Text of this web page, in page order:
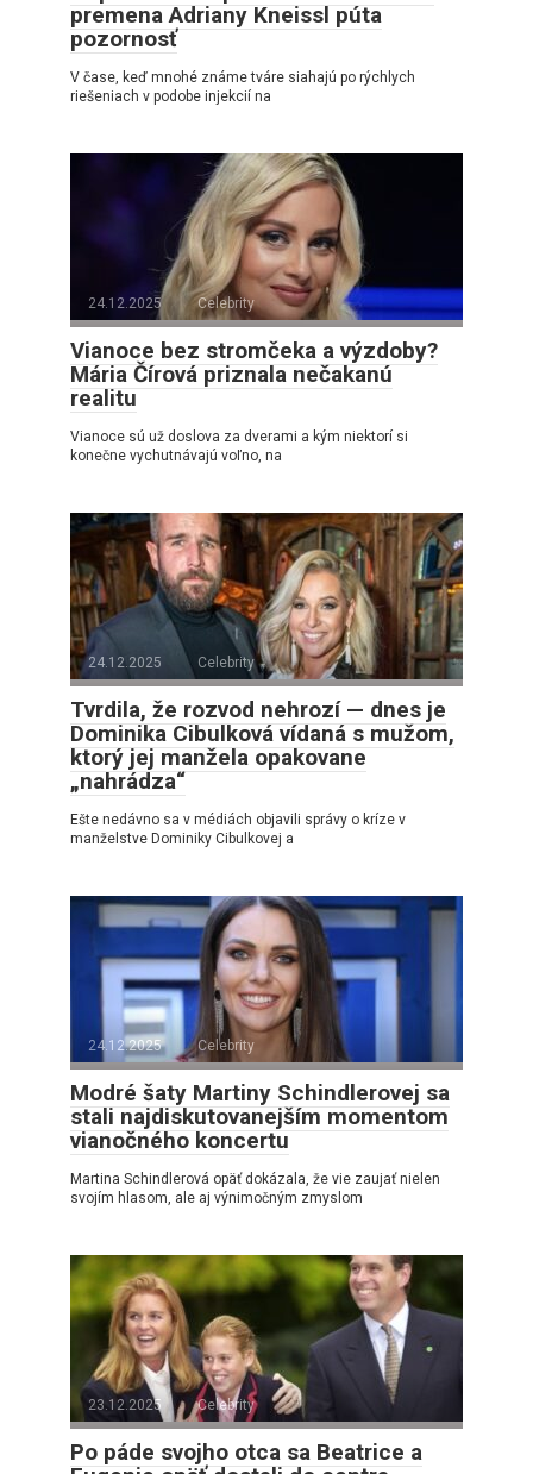
premena Adriany Kneissl púta
pozornosť
V čase, keď mnohé známe tváre siahajú po rýchlych
riešeniach v podobe injekcií na
24.12.2025 Celebrity
Vianoce bez stromčeka a výzdoby?
Mária Čírová priznala nečakanú
realitu
Vianoce sú už doslova za dverami a kým niektorí si
konečne vychutnávajú voľno, na
24.12.2025 Celebrity
Tvrdila, že rozvod nehrozí — dnes je
Dominika Cibulková vídaná s mužom,
ktorý jej manžela opakovane
„nahrádza“
Ešte nedávno sa v médiách objavili správy o kríze v
manželstve Dominiky Cibulkovej a
24.12.2025 Celebrity
Modré šaty Martiny Schindlerovej sa
stali najdiskutovanejším momentom
vianočného koncertu
Martina Schindlerová opäť dokázala, že vie zaujať nielen
svojím hlasom, ale aj výnimočným zmyslom
23.12.2025 Celebrity
Po páde svojho otca sa Beatrice a